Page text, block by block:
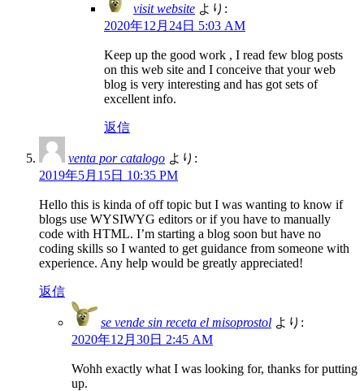
visit website より:
2020年12月24日 5:03 AM
Keep up the good work , I read few blog posts
on this web site and I conceive that your web
blog is very interesting and has got sets of
excellent info.
返信
venta por catalogo より:
2019年5月15日 10:35 PM
Hello this is kinda of off topic but I was wanting to know if
blogs use WYSIWYG editors or if you have to manually
code with HTML. I’m starting a blog soon but have no
coding skills so I wanted to get guidance from someone with
experience. Any help would be greatly appreciated!
返信
se vende sin receta el misoprostol より:
2020年12月30日 2:45 AM
Wohh exactly what I was looking for, thanks for putting
up.